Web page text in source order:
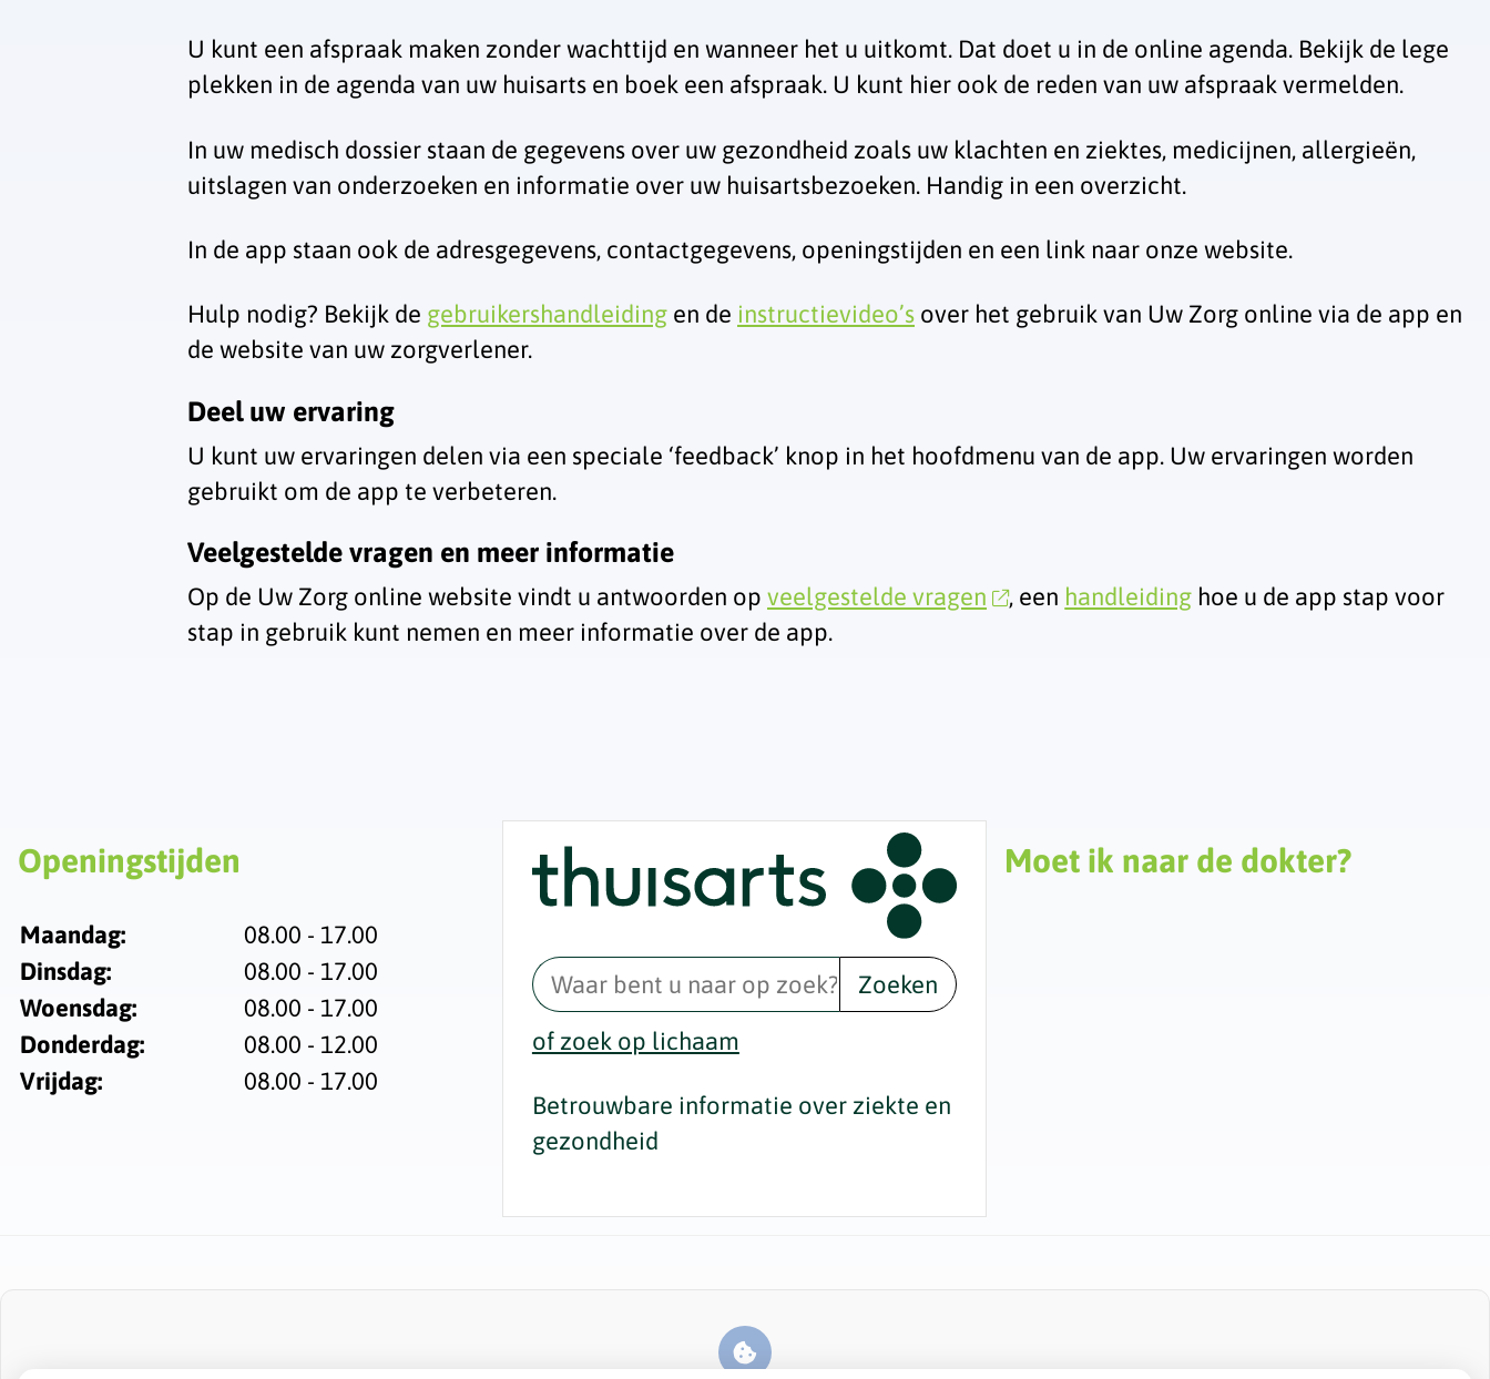
U kunt een afspraak maken zonder wachttijd en wanneer het u uitkomt. Dat doet u in de online agenda. Bekijk de lege
plekken in de agenda van uw huisarts en boek een afspraak. U kunt hier ook de reden van uw afspraak vermelden.
In uw medisch dossier staan de gegevens over uw gezondheid zoals uw klachten en ziektes, medicijnen, allergieën,
uitslagen van onderzoeken en informatie over uw huisartsbezoeken. Handig in een overzicht.
In de app staan ook de adresgegevens, contactgegevens, openingstijden en een link naar onze website.
Hulp nodig? Bekijk de gebruikershandleiding en de instructievideo’s over het gebruik van Uw Zorg online via de app en
de website van uw zorgverlener.
Deel uw ervaring
U kunt uw ervaringen delen via een speciale ‘feedback’ knop in het hoofdmenu van de app. Uw ervaringen worden
gebruikt om de app te verbeteren.
Veelgestelde vragen en meer informatie
Op de Uw Zorg online website vindt u antwoorden op veelgestelde vragen , een handleiding hoe u de app stap voor
stap in gebruik kunt nemen en meer informatie over de app.
Openingstijden
Maandag:
08.00 - 17.00
Dinsdag:
08.00 - 17.00
Woensdag:
08.00 - 17.00
Donderdag:
08.00 - 12.00
Vrijdag:
08.00 - 17.00
Zoeken
of zoek op lichaam
Betrouwbare informatie over ziekte en
gezondheid
Moet ik naar de dokter?